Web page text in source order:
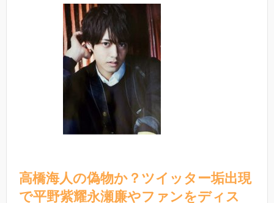
高橋海人の偽物か？ツイッター垢出現
で平野紫耀永瀬廉やファンをディス